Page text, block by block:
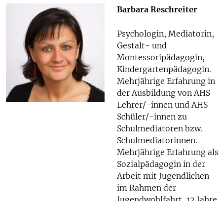
Barbara Reschreiter
Psychologin, Mediatorin,
Gestalt- und
Montessoripädagogin,
Kindergartenpädagogin.
Mehrjährige Erfahrung in
der Ausbildung von AHS
Lehrer/-innen und AHS
Schüler/-innen zu
Schulmediatoren bzw.
Schulmediatorinnen.
Mehrjährige Erfahrung als
Sozialpädagogin in der
Arbeit mit Jugendlichen
im Rahmen der